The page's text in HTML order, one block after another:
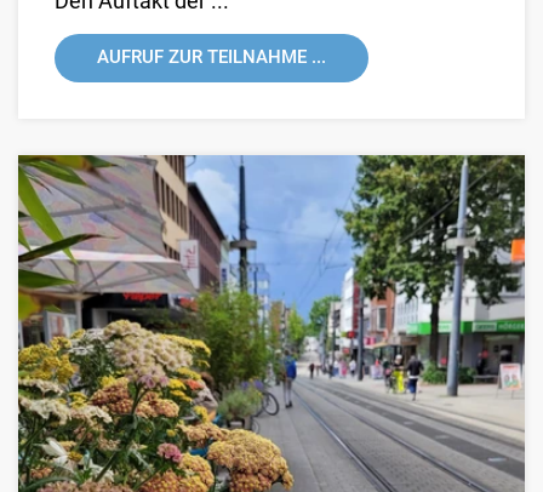
AUFRUF ZUR TEILNAHME ...